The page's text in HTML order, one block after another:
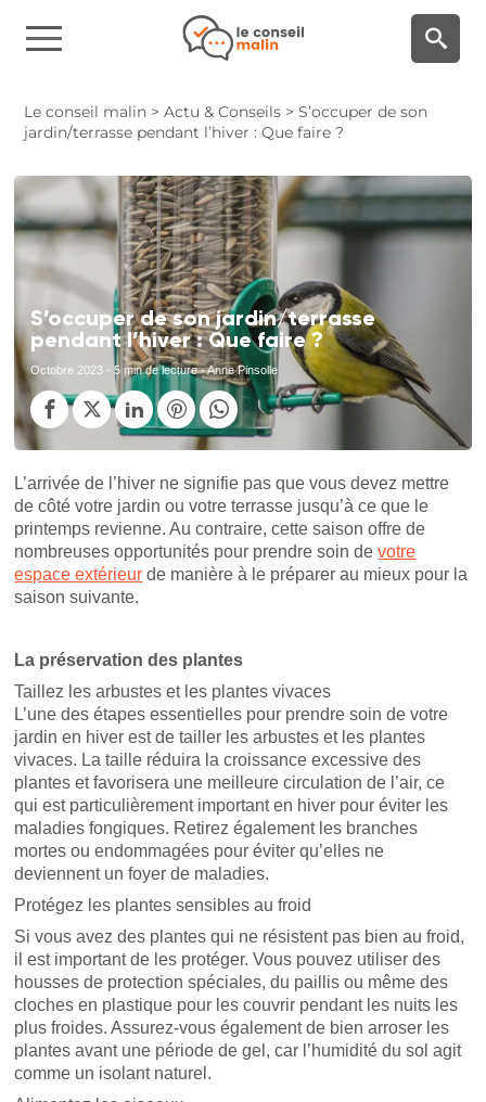
Le conseil malin >Actu & Conseils >S’occuper de son
jardin/terrasse pendant l’hiver : Que faire ?
S’occuper de son jardin/terrasse
pendant l’hiver : Que faire ?
Octobre 2023 - 5 min de lecture - Anne Pinsolle
L’arrivée de l’hiver ne signifie pas que vous devez mettre
de côté votre jardin ou votre terrasse jusqu’à ce que le
printemps revienne. Au contraire, cette saison offre de
nombreuses opportunités pour prendre soin devotre
espace extérieur de manière à le préparer au mieux pour la
saison suivante.
La préservation des plantes
Taillez les arbustes et les plantes vivaces
L’une des étapes essentielles pour prendre soin de votre
jardin en hiver est de tailler les arbustes et les plantes
vivaces. La taille réduira la croissance excessive des
plantes et favorisera une meilleure circulation de l’air, ce
qui est particulièrement important en hiver pour éviter les
maladies fongiques. Retirez également les branches
mortes ou endommagées pour éviter qu’elles ne
deviennent un foyer de maladies.
Protégez les plantes sensibles au froid
Si vous avez des plantes qui ne résistent pas bien au froid,
il est important de les protéger. Vous pouvez utiliser des
housses de protection spéciales, du paillis ou même des
cloches en plastique pour les couvrir pendant les nuits les
plus froides. Assurez-vous également de bien arroser les
plantes avant une période de gel, car l’humidité du sol agit
comme un isolant naturel.